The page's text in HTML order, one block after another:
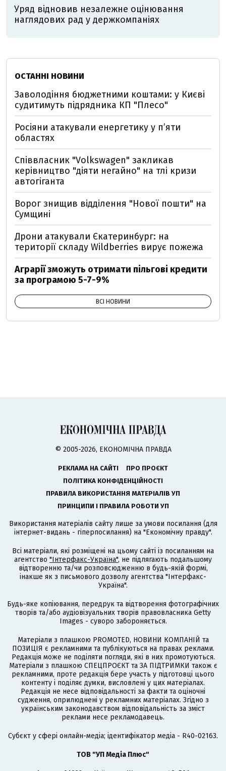
Уряд відновив незалежне оцінювання
наглядових рад у держкомпаніях
ОСТАННІ НОВИНИ
Заволодіння бюджетними коштами: у Києві
судитимуть підрядника КП "Плесо"
Росіяни атакували енергетику у пʼяти
областях
Співвласник "Volkswagen" закликав
керівництво "діяти негайно" на тлі кризи
автогіганта
Ворог знищив відділення "Нової пошти" на
Сумщині
Дрони атакували Єкатеринбург: на
території складу Wildberries вирує пожежа
Аграрії зможуть отримати пільгові кредити
за програмою 5-7-9%
ВСІ НОВИНИ
© 2005-2026, ЕКОНОМІЧНА ПРАВДА
РЕКЛАМА НА САЙТІ
ПРО ПРОЄКТ
ПОЛІТИКА КОНФІДЕНЦІЙНОСТІ
ПРАВИЛА ВИКОРИСТАННЯ МАТЕРІАЛІВ УП
ПРИНЦИПИ І ПРАВИЛА РОБОТИ УП
Використання матеріалів сайту лише за умови посилання (для
інтернет-видань - гіперпосилання) на "Економічну правду".
Всі матеріали, які розміщені на цьому сайті із посиланням на
агентство "Інтерфакс-Україна", не підлягають подальшому
відтворенню та/чи розповсюдженню в будь-якій формі,
інакше як з письмового дозволу агентства "Інтерфакс-
Україна".
Будь-яке копіювання, передрук та відтворення фотографічних
творів та/або аудіовізуальних творів правовласника Getty
Images - суворо забороняється.
Матеріали з плашкою PROMOTED, НОВИНИ КОМПАНІЙ та
ПОЗИЦІЯ є рекламними та публікуються на правах реклами.
Редакція може не поділяти погляди, які в них промотуються.
Матеріали з плашкою СПЕЦПРОЄКТ та ЗА ПІДТРИМКИ також є
рекламними, проте редакція бере участь у підготовці цього
контенту і поділяє думки, висловлені у цих матеріалах.
Редакція не несе відповідальності за факти та оціночні
судження, оприлюднені у рекламних матеріалах. Згідно з
українським законодавством відповідальність за зміст
реклами несе рекламодавець.
Cубєкт у сфері онлайн-медіа; ідентифікатор медіа - R40-02163.
ТОВ "УП Медіа Плюс"